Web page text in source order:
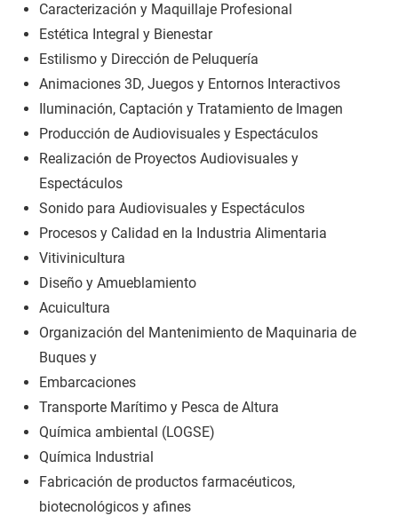
Caracterización y Maquillaje Profesional
Estética Integral y Bienestar
Estilismo y Dirección de Peluquería
Animaciones 3D, Juegos y Entornos Interactivos
Iluminación, Captación y Tratamiento de Imagen
Producción de Audiovisuales y Espectáculos
Realización de Proyectos Audiovisuales y
Espectáculos
Sonido para Audiovisuales y Espectáculos
Procesos y Calidad en la Industria Alimentaria
Vitivinicultura
Diseño y Amueblamiento
Acuicultura
Organización del Mantenimiento de Maquinaria de
Buques y
Embarcaciones
Transporte Marítimo y Pesca de Altura
Química ambiental (LOGSE)
Química Industrial
Fabricación de productos farmacéuticos,
biotecnológicos y afines